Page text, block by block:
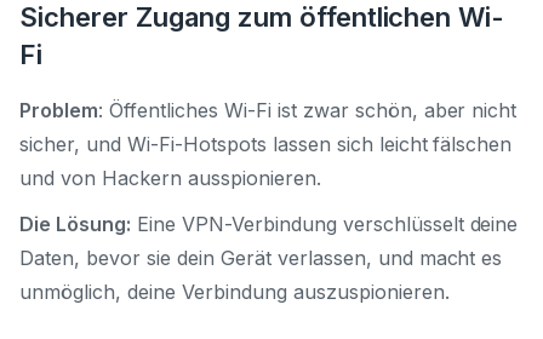
Sicherer Zugang zum öffentlichen Wi-
Fi
Problem: Öffentliches Wi-Fi ist zwar schön, aber nicht
sicher, und Wi-Fi-Hotspots lassen sich leicht fälschen
und von Hackern ausspionieren.
Die Lösung: Eine VPN-Verbindung verschlüsselt deine
Daten, bevor sie dein Gerät verlassen, und macht es
unmöglich, deine Verbindung auszuspionieren.